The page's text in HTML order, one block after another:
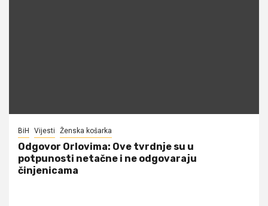
BiH Vijesti Ženska košarka
Odgovor Orlovima: ​Ove tvrdnje su u
potpunosti netačne i ne odgovaraju
činjenicama